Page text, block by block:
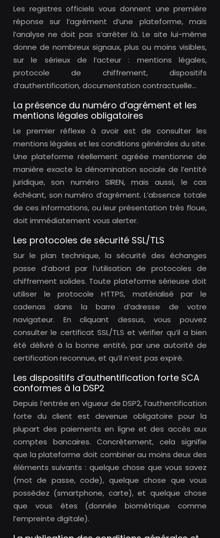
Les registres officiels vous donnent une première
réponse sur l’agrément d’une plateforme, mais
l’analyse ne doit pas s’arrêter là. Le site lui-même
donne de nombreux signaux, plus ou moins visibles,
sur le sérieux de l’acteur : mentions légales,
protocole de chiffrement, dispositifs
d’authentification, documentation contractuelle…
La présence du numéro d’agrément et les
mentions légales obligatoires
Le premier réflexe à avoir est de consulter les
mentions légales et les conditions générales du site.
Une plateforme réellement agréée mentionne de
manière exacte la dénomination sociale de l’entité
juridique, son numéro SIREN, mais aussi, le cas
échéant, son numéro d’agrément. L’absence totale
de ces informations, ou leur présentation très floue,
doit immédiatement vous alerter.
Les protocoles de sécurité SSL/TLS
Sur le plan technique, la sécurité des échanges
passe d’abord par l’utilisation de protocoles de
chiffrement solides. Toute plateforme sérieuse doit
utiliser le protocole HTTPS, matérialisé par le
cadenas dans la barre d’adresse de votre
navigateur. En cliquant dessus, vous pouvez
consulter le certificat SSL/TLS et vérifier qu’il a bien
été délivré à la bonne entité, par une autorité de
certification reconnue, et qu’il n’est pas expiré.
Les dispositifs d’authentification forte SCA
conformes à la DSP2
Depuis l’entrée en vigueur de DSP2, l’authentification
forte du client est devenue obligatoire pour la
plupart des paiements en ligne et des accès aux
comptes bancaires. Concrètement, cela signifie
que la plateforme doit combiner au moins deux des
éléments suivants : quelque chose que vous savez
(mot de passe, code), quelque chose que vous
possédez (smartphone, carte), et quelque chose
que vous êtes (donnée biométrique comme
l’empreinte digitale).